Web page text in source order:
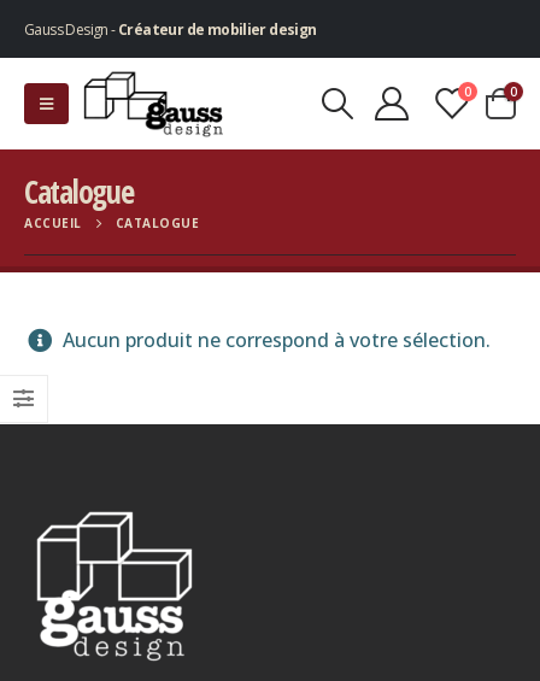
Gauss Design -Créateur de mobilier design
0 0
Catalogue
ACCUEIL CATALOGUE
Aucun produit ne correspond à votre sélection.